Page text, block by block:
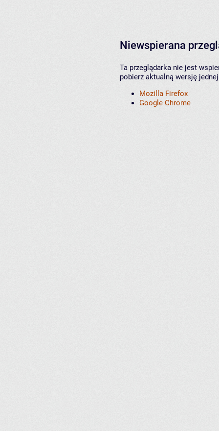
Niewspierana
Ta przeglądarka nie jest
pobierz aktualną wersję
Mozilla Firefox
Google Chrome